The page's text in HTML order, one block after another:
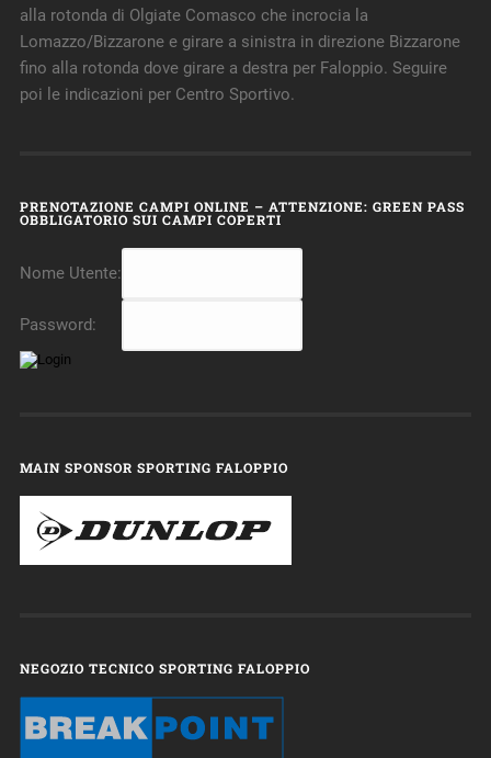
alla rotonda di Olgiate Comasco che incrocia la
Lomazzo/Bizzarone e girare a sinistra in direzione Bizzarone
fino alla rotonda dove girare a destra per Faloppio. Seguire
poi le indicazioni per Centro Sportivo.
PRENOTAZIONE CAMPI ONLINE – ATTENZIONE: GREEN PASS
OBBLIGATORIO SUI CAMPI COPERTI
Nome Utente:
Password:
MAIN SPONSOR SPORTING FALOPPIO
NEGOZIO TECNICO SPORTING FALOPPIO